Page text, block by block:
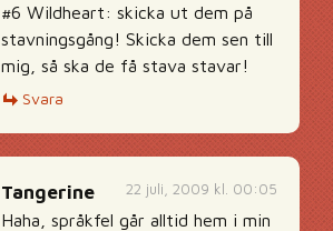
#6 Wildheart: skicka ut dem på
stavningsgång! Skicka dem sen till
mig, så ska de få stava stavar!
Svara
22 juli, 2009 kl. 00:05
Tangerine
Haha, språkfel går alltid hem i min